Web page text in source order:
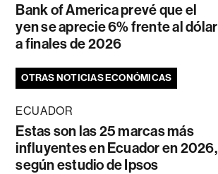
Bank of America prevé que el
yen se aprecie 6% frente al dólar
a finales de 2026
OTRAS NOTICIAS ECONÓMICAS
ECUADOR
Estas son las 25 marcas más
influyentes en Ecuador en 2026,
según estudio de Ipsos